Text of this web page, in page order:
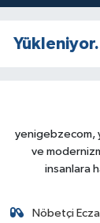
yenigebzecom,
ve
insanlara
Nöbetçi